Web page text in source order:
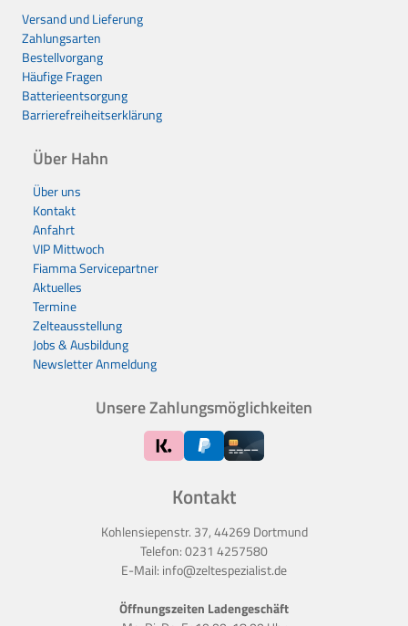
Versand und Lieferung
Zahlungsarten
Bestellvorgang
Häufige Fragen
Batterieentsorgung
Barrierefreiheitserklärung
Über Hahn
Über uns
Kontakt
Anfahrt
VIP Mittwoch
Fiamma Servicepartner
Aktuelles
Termine
Zelteausstellung
Jobs & Ausbildung
Newsletter Anmeldung
Kontakt
Kohlensiepenstr. 37, 44269 Dortmund
Telefon:0231 4257580
E-Mail: info@zeltespezialist.de
Öffnungszeiten Ladengeschäft
Unsere Zahlungsmöglichkeiten